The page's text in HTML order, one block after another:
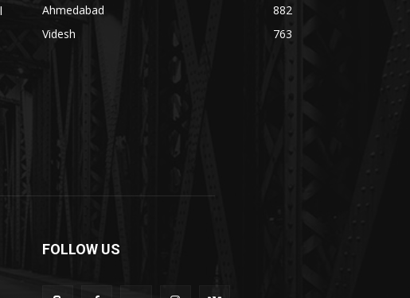
Ahmedabad
882
Videsh
763
FOLLOW US